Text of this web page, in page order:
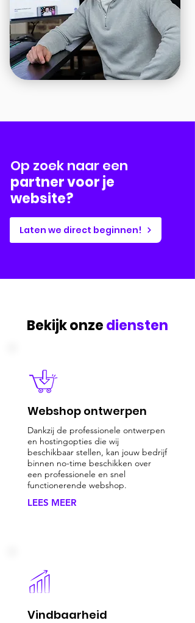
Op zoek naar een
partner voor je
website?
Laten we direct beginnen!
Bekijk onzediensten
Webshop ontwerpen
Dankzij de professionele ontwerpen
en hostingopties die wij
beschikbaar stellen, kan jouw bedrijf
binnen no-time beschikken over
een professionele en snel
functionerende webshop.
LEES MEER
Vindbaarheid